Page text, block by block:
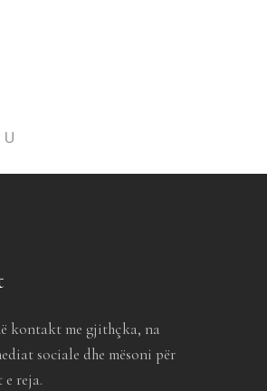
kontakt me gjithçka, na
sociale dhe mësoni për
e reja.